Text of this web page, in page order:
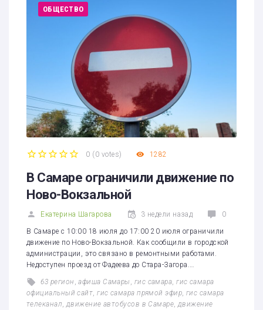
ОБЩЕСТВО
0 (0 votes) 1282
В Самаре ограничили движение по
Ново-Вокзальной
Екатерина Шагарова 3 недели назад 0
В Самаре c 10:00 18 июля до 17:00 20 июля ограничили
движение по Ново-Вокзальной. Как сообщили в городской
администрации, это связано в ремонтными работами.
Недоступен проезд от Фадеева до Стара-Загора.…
63 регион ,афиша Самары гис самара ,гис самара
официальный сайт ,гис самара прямой эфир гис самара
телеканал движение автобусов в Самаре ,движение